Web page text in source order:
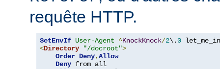
requête HTTP.
SetEnvIf User-Agent ^KnockKnock/2\.0
<Directory "/docroot">
Order Deny,Allow
Deny from all